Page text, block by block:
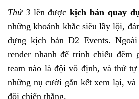
Thứ 3lên được kịch bản quay
những khoảnh khắc siêu lầy lội,
dựng kịch bản D2 Events.
render nhanh để trình chiếu
team nào là đội vô định, và thứ
những nụ cười gắn kết xem lại,
đội chiến thắng.